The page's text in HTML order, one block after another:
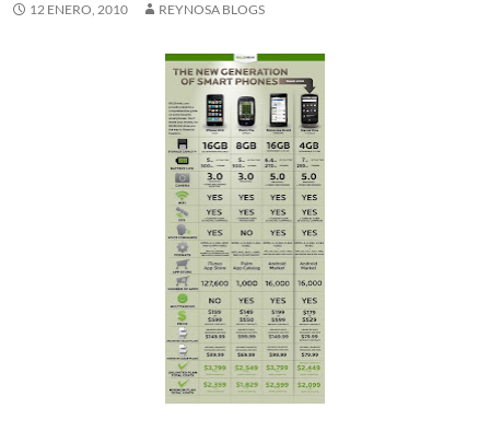
12 ENERO, 2010 REYNOSA BLOGS